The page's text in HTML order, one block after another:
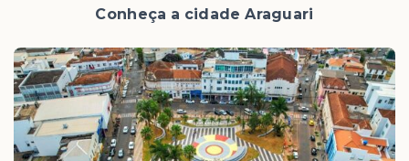
Conheça a cidade Araguari